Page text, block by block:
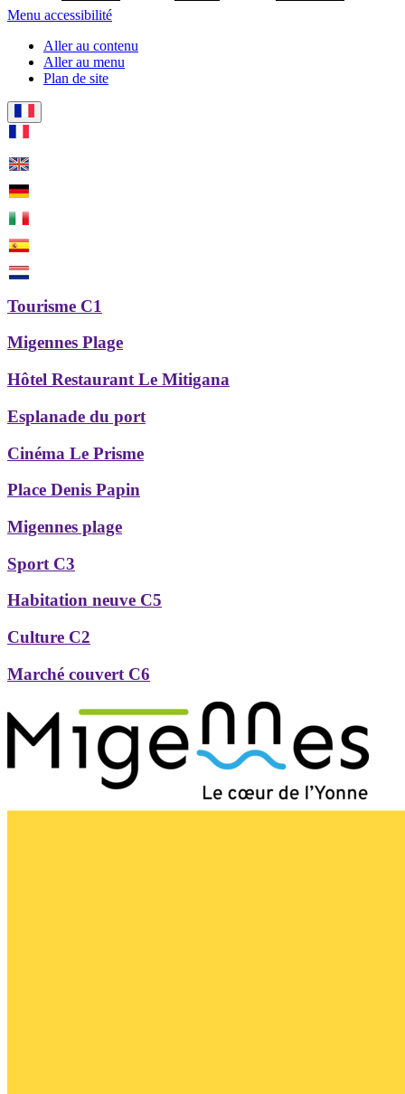
Menu accessibilité
Aller au contenu
Aller au menu
Plan de site
Tourisme C1
Migennes Plage
Hôtel Restaurant Le Mitigana
Esplanade du port
Cinéma Le Prisme
Place Denis Papin
Migennes plage
Sport C3
Habitation neuve C5
Culture C2
Marché couvert C6
Précédent
Suivant